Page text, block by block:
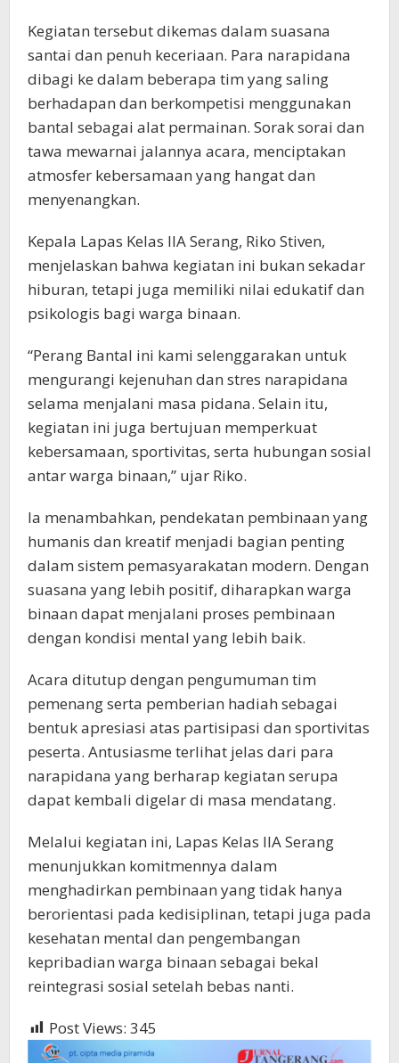
Kegiatan tersebut dikemas dalam suasana
santai dan penuh keceriaan. Para narapidana
dibagi ke dalam beberapa tim yang saling
berhadapan dan berkompetisi menggunakan
bantal sebagai alat permainan. Sorak sorai dan
tawa mewarnai jalannya acara, menciptakan
atmosfer kebersamaan yang hangat dan
menyenangkan.
Kepala Lapas Kelas IIA Serang, Riko Stiven,
menjelaskan bahwa kegiatan ini bukan sekadar
hiburan, tetapi juga memiliki nilai edukatif dan
psikologis bagi warga binaan.
“Perang Bantal ini kami selenggarakan untuk
mengurangi kejenuhan dan stres narapidana
selama menjalani masa pidana. Selain itu,
kegiatan ini juga bertujuan memperkuat
kebersamaan, sportivitas, serta hubungan sosial
antar warga binaan,” ujar Riko.
Ia menambahkan, pendekatan pembinaan yang
humanis dan kreatif menjadi bagian penting
dalam sistem pemasyarakatan modern. Dengan
suasana yang lebih positif, diharapkan warga
binaan dapat menjalani proses pembinaan
dengan kondisi mental yang lebih baik.
Acara ditutup dengan pengumuman tim
pemenang serta pemberian hadiah sebagai
bentuk apresiasi atas partisipasi dan sportivitas
peserta. Antusiasme terlihat jelas dari para
narapidana yang berharap kegiatan serupa
dapat kembali digelar di masa mendatang.
Melalui kegiatan ini, Lapas Kelas IIA Serang
menunjukkan komitmennya dalam
menghadirkan pembinaan yang tidak hanya
berorientasi pada kedisiplinan, tetapi juga pada
kesehatan mental dan pengembangan
kepribadian warga binaan sebagai bekal
reintegrasi sosial setelah bebas nanti.
Post Views: 345